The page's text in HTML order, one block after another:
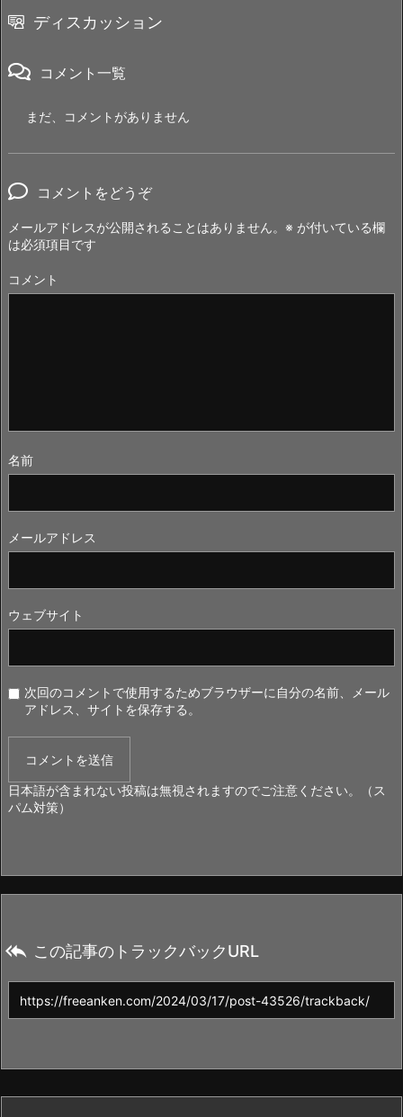
ディスカッション
コメント一覧
まだ、コメントがありません
コメントをどうぞ
メールアドレスが公開されることはありません。 ※ が付いている欄
は必須項目です
コメント
名前
メールアドレス
ウェブサイト
次回のコメントで使用するためブラウザーに自分の名前、メール
アドレス、サイトを保存する。
日本語が含まれない投稿は無視されますのでご注意ください。（ス
パム対策）
 この記事のトラックバックURL